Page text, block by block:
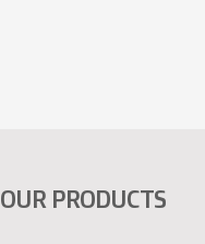
OUR PRODUCTS